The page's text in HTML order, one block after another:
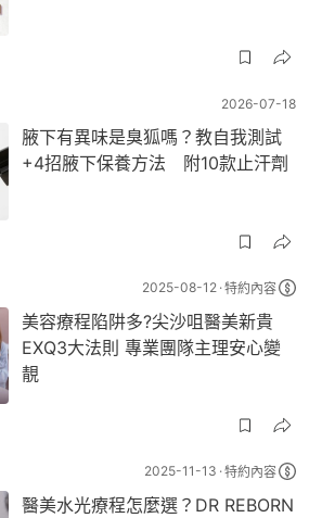
2026-07-18
腋下有異味是臭狐嗎？教自我測試
+4招腋下保養方法 附10款止汗劑
2025-08-12 特約內容
美容療程陷阱多?尖沙咀醫美新貴
EXQ3大法則 專業團隊主理安心變
靚
2025-11-13 特約內容
醫美水光療程怎麼選？DR REBORN